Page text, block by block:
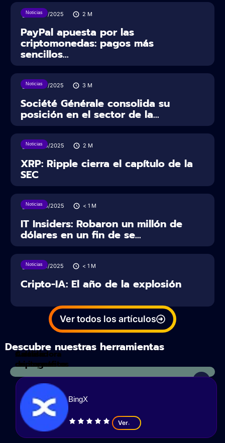
Noticias
30/07/2025 2 M
PayPal apuesta por las
criptomonedas: pagos más
sencillos...
Noticias
28/07/2025 3 M
Société Générale consolida su
posición en el sector de la...
Noticias
28/06/2025 2 M
XRP: Ripple cierra el capítulo de la
SEC
Noticias
28/06/2025 < 1 M
IT Insiders: Robaron un millón de
dólares en un fin de se...
Noticias
27/06/2025 < 1 M
Cripto-IA: El año de la explosión
Ver todos los artículos
Descubre nuestras herramientas
Calculadora
de impuestos
Análisis
criptográfico
BingX
Ver